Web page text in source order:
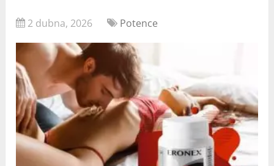
2 dubna, 2026 Potence